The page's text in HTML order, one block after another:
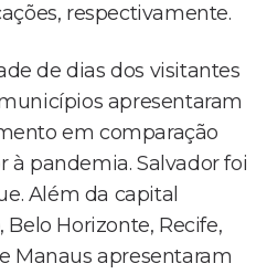
respectivamente.
de dias dos visitantes
apresentaram
em comparação
à pandemia. Salvador foi
Além da capital
Belo Horizonte, Recife,
Manaus apresentaram